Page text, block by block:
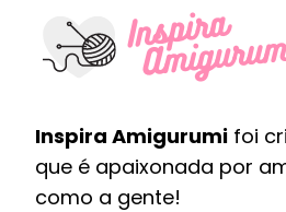
Inspira Amigurumi foi
que é apaixonada por
como a gente!